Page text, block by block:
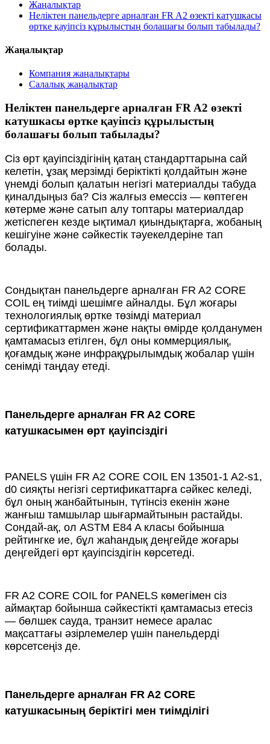
Жаңалықтар
Неліктен панельдерге арналған FR A2 өзекті катушкасы
өртке қауіпсіз құрылыстың болашағы болып табылады?
Жаңалықтар
Компания жаңалықтары
Салалық жаңалықтар
Неліктен панельдерге арналған FR A2 өзекті
катушкасы өртке қауіпсіз құрылыстың
болашағы болып табылады?
Сіз өрт қауіпсіздігінің қатаң стандарттарына сай
келетін, ұзақ мерзімді беріктікті қолдайтын және
үнемді болып қалатын негізгі материалды табуда
қиналдыңыз ба? Сіз жалғыз емессіз — көптеген
көтерме және сатып алу топтары материалдар
жетіспеген кезде ықтимал қиындықтарға, жобаның
кешігуіне және сәйкестік тәуекелдеріне тап
болады.
Сондықтан панельдерге арналған FR A2 CORE
COIL ең тиімді шешімге айналды. Бұл жоғары
технологиялық өртке төзімді материал
сертификаттармен және нақты өмірде қолданумен
қамтамасыз етілген, бұл оны коммерциялық,
қоғамдық және инфрақұрылымдық жобалар үшін
сенімді таңдау етеді.
Панельдерге арналған FR A2 CORE
катушкасымен өрт қауіпсіздігі
PANELS үшін FR A2 CORE COIL EN 13501-1 A2-s1,
d0 сияқты негізгі сертификаттарға сәйкес келеді,
бұл оның жанбайтынын, түтінсіз екенін және
жанғыш тамшылар шығармайтынын растайды.
Сондай-ақ, ол ASTM E84 A класы бойынша
рейтингке ие, бұл жаһандық деңгейде жоғары
деңгейдегі өрт қауіпсіздігін көрсетеді.
FR A2 CORE COIL for PANELS көмегімен сіз
аймақтар бойынша сәйкестікті қамтамасыз етесіз
— бөлшек сауда, транзит немесе аралас
мақсаттағы әзірлемелер үшін панельдерді
көрсетсеңіз де.
Панельдерге арналған FR A2 CORE
катушкасының беріктігі мен тиімділігі